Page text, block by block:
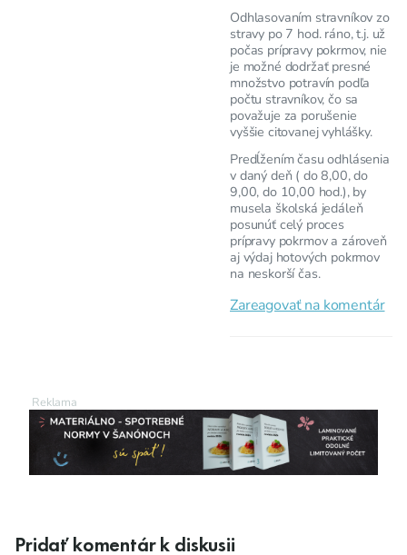
Odhlasovaním stravníkov zo
stravy po 7 hod. ráno, t.j. už
počas prípravy pokrmov, nie
je možné dodržať presné
množstvo potravín podľa
počtu stravníkov, čo sa
považuje za porušenie
vyššie citovanej vyhlášky.
Predĺžením času odhlásenia
v daný deň ( do 8,00, do
9,00, do 10,00 hod.), by
musela školská jedáleň
posunúť celý proces
prípravy pokrmov a zároveň
aj výdaj hotových pokrmov
na neskorší čas.
Zareagovať na komentár
Pridať komentár k diskusii